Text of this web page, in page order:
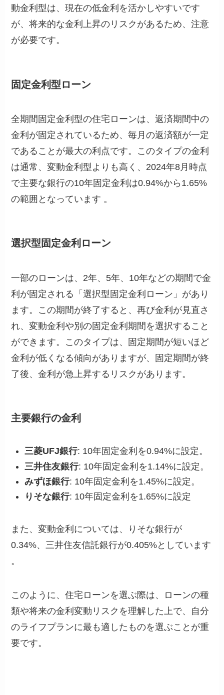
動金利型は、現在の低金利を活かしやすいです
が、将来的な金利上昇のリスクがあるため、注意
が必要です。
固定金利型ローン
全期間固定金利型の住宅ローンは、返済期間中の
金利が固定されているため、毎月の返済額が一定
であることが最大の利点です。このタイプの金利
は通常、変動金利型よりも高く、2024年8月時点
で主要な銀行の10年固定金利は0.94%から1.65%
の範囲となっています​ 。
選択型固定金利ローン
一部のローンは、2年、5年、10年などの期間で金
利が固定される「選択型固定金利ローン」があり
ます。この期間が終了すると、再び金利が見直さ
れ、変動金利や別の固定金利期間を選択すること
ができます。このタイプは、固定期間が短いほど
金利が低くなる傾向がありますが、固定期間が終
了後、金利が急上昇するリスクがあります​。
主要銀行の金利
三菱UFJ銀行: 10年固定金利を0.94%に設定。
三井住友銀行: 10年固定金利を1.14%に設定。
みずほ銀行: 10年固定金利を1.45%に設定。
りそな銀行: 10年固定金利を1.65%に設定
また、変動金利については、りそな銀行が
0.34%、三井住友信託銀行が0.405%としています​
。
このように、住宅ローンを選ぶ際は、ローンの種
類や将来の金利変動リスクを理解した上で、自分
のライフプランに最も適したものを選ぶことが重
要です。